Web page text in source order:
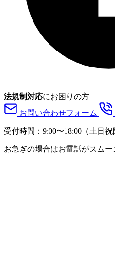
法規制対応にお困りの方
お問い合わせフォーム
受付時間： 9:00〜18:00 （土日祝
お急ぎの場合はお電話がスムー